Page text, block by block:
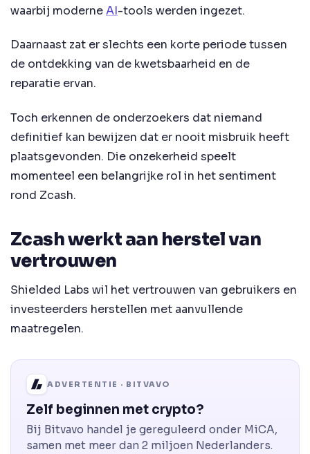
waarbij moderneAI-tools werden ingezet.
Daarnaast zat er slechts een korte periode tussen
de ontdekking van de kwetsbaarheid en de
reparatie ervan.
Toch erkennen de onderzoekers dat niemand
definitief kan bewijzen dat er nooit misbruik heeft
plaatsgevonden. Die onzekerheid speelt
momenteel een belangrijke rol in het sentiment
rond Zcash.
Zcash werkt aan herstel van
vertrouwen
Shielded Labs wil het vertrouwen van gebruikers en
investeerders herstellen met aanvullende
maatregelen.
ADVERTENTIE · BITVAVO
Zelf beginnen met crypto?
Bij Bitvavo handel je gereguleerd onder MiCA,
samen met meer dan 2 miljoen Nederlanders.